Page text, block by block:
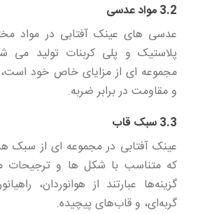
3.2 مواد عدسی
عدسی های عینک آفتابی در مواد
پلاستیک و پلی کربنات تولید می
مجموعه ای از مزایای خاص خود است،
و مقاومت در برابر ضربه.
3.3 سبک قاب
عینک آفتابی در مجموعه ای از سبک
که متناسب با شکل ها و
گزینه‌ها عبارتند از هوانوردان،
گربه‌ای، و قاب‌های پیچیده.